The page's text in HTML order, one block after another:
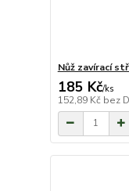
Nůž zavírací
185 Kč/ks
152,89 Kč bez